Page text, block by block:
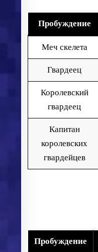
Пробуждение
Меч скелета
Гвардеец
Королевский
гвардеец
Капитан
королевских
гвардейцев
Пробуждение